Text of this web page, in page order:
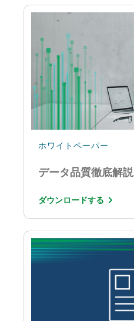
ホワイトペーパー
データ品質徹底解説
ダウンロードする